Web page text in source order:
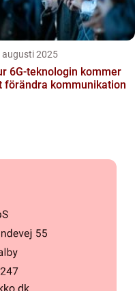
augusti 2025
6G-teknologin kommer
förändra kommunikation